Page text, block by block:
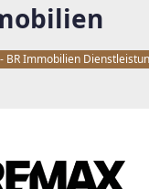
- BR Immobilien